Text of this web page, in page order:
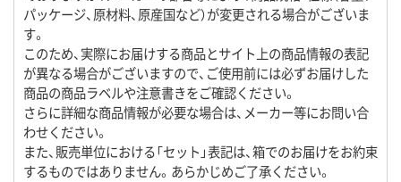
パッケージ、原材料、原産国など）が変更される場合がございま
す。
このため、実際にお届けする商品とサイト上の商品情報の表記
が異なる場合がございますので、ご使用前には必ずお届けした
商品の商品ラベルや注意書きをご確認ください。
さらに詳細な商品情報が必要な場合は、メーカー等にお問い合
わせください。
また、販売単位における「セット」表記は、箱でのお届けをお約束
するものではありません。あらかじめご了承ください。